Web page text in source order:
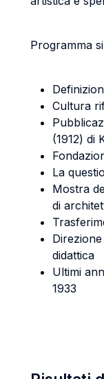
Programma
Cultura
(1912) di
La
Mostra
di
didattica
Ultimi
1933